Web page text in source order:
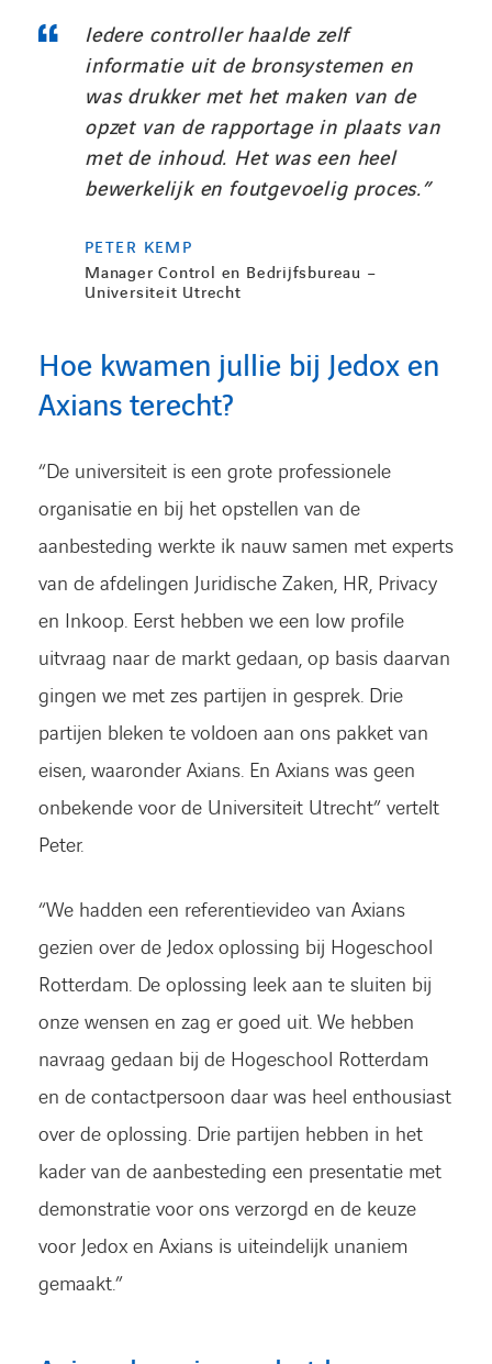
Iedere controller haalde zelf
informatie uit de bronsystemen en
was drukker met het maken van de
opzet van de rapportage in plaats van
met de inhoud. Het was een heel
bewerkelijk en foutgevoelig proces.”
PETER KEMP
Manager Control en Bedrijfsbureau –
Universiteit Utrecht
Hoe kwamen jullie bij Jedox en
Axians terecht?
“De universiteit is een grote professionele
organisatie en bij het opstellen van de
aanbesteding werkte ik nauw samen met experts
van de afdelingen Juridische Zaken, HR, Privacy
en Inkoop. Eerst hebben we een low profile
uitvraag naar de markt gedaan, op basis daarvan
gingen we met zes partijen in gesprek. Drie
partijen bleken te voldoen aan ons pakket van
eisen, waaronder Axians. En Axians was geen
onbekende voor de Universiteit Utrecht” vertelt
Peter.
“We hadden een referentievideo van Axians
gezien over de Jedox oplossing bij Hogeschool
Rotterdam. De oplossing leek aan te sluiten bij
onze wensen en zag er goed uit. We hebben
navraag gedaan bij de Hogeschool Rotterdam
en de contactpersoon daar was heel enthousiast
over de oplossing. Drie partijen hebben in het
kader van de aanbesteding een presentatie met
demonstratie voor ons verzorgd en de keuze
voor Jedox en Axians is uiteindelijk unaniem
gemaakt.”